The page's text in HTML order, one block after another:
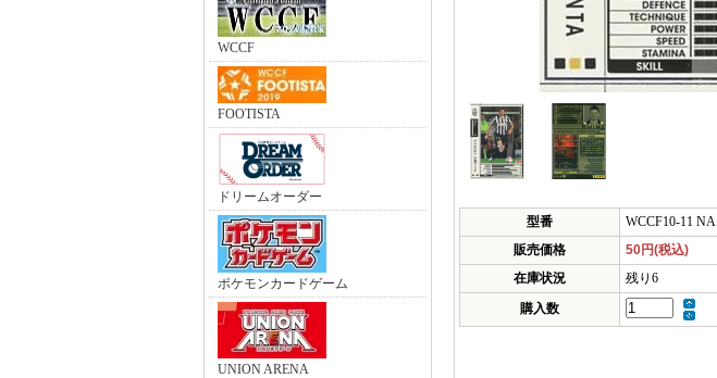
WCCF
FOOTISTA
ドリームオーダー
ポケモンカードゲーム
UNION ARENA
型番
WCCF10-11
販売価格
50円(税込)
在庫状況
残り6
購入数